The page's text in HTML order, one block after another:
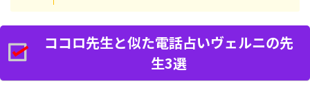
ココロ先生と似た電話占いヴェルニの先
生3選